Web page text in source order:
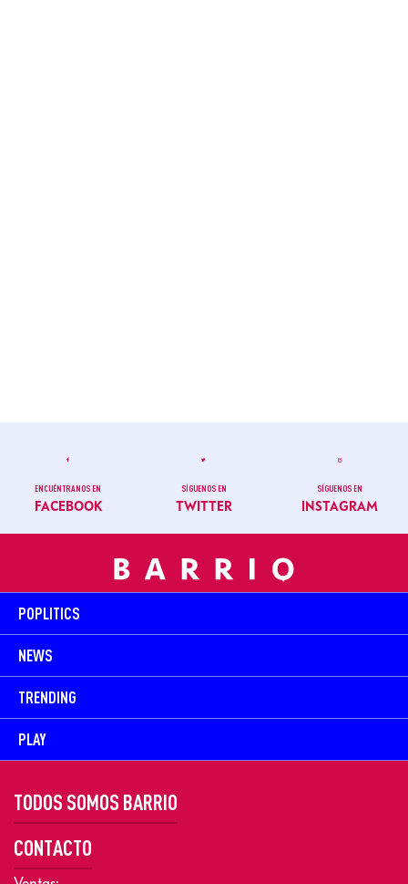
ENCUÉNTRANOS EN
FACEBOOK
SÍGUENOS EN
TWITTER
SÍGUENOS EN
INSTAGRAM
POPLITICS
NEWS
TRENDING
PLAY
TODOS SOMOS BARRIO
CONTACTO